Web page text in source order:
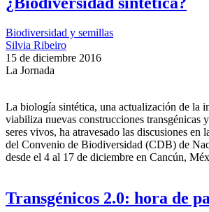
Biodiversidad y semillas
Silvia Ribeiro
15 de diciembre 2016
La Jornada
La biología sintética, una actualización de la
viabiliza nuevas construcciones transgénicas
seres vivos, ha atravesado las discusiones en
del Convenio de Biodiversidad (CDB) de
desde el 4 al 17 de diciembre en Cancún,
Transgénicos 2.0: hora de